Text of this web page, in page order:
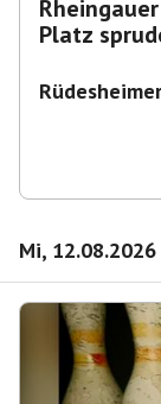
Platz
Mi, 12.08.2026